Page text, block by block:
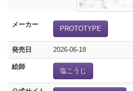
メーカー
PROTOTYPE
発売日 2026-06-18
絵師
塩こうじ